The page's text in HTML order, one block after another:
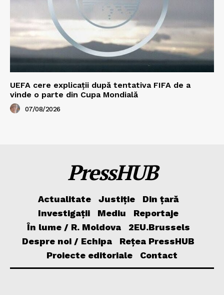
UEFA cere explicații după tentativa FIFA de a
vinde o parte din Cupa Mondială
07/08/2026
PressHUB
Actualitate Justiție
Din țară
Investigații
Mediu
Reportaje
În lume / R. Moldova
2EU.Brussels
Despre noi / Echipa
Rețea PressHUB
Proiecte editoriale
Contact